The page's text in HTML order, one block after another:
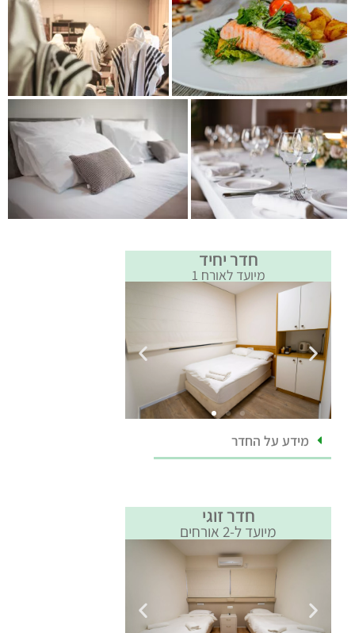
חדר יחיד
מיועד לאורח 1
מידע על החדר
חדר זוגי
מיועד ל-2 אורחים